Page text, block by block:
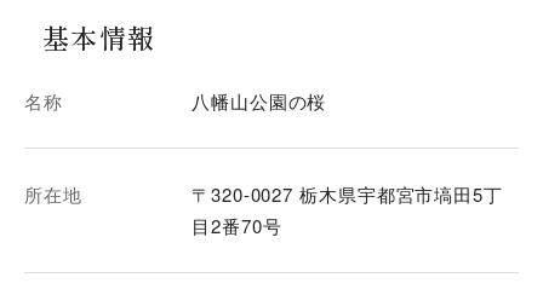
基本情報
名称 八幡山公園の桜
所在地
〒320-0027 栃木県宇都宮市塙田5丁
目2番70号